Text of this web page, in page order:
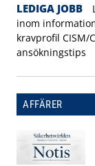
LEDIGA JOBB
inom
kravprofil CISM/
ansökningstips
AFFÄRER